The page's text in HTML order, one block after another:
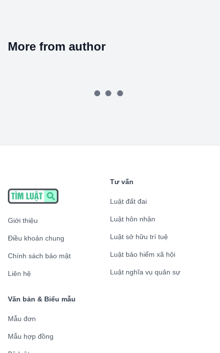
More from author
Giới thiệu
Điều khoản chung
Chính sách bảo mật
Liên hệ
Tư vấn
Luật đất đai
Luật hôn nhân
Luật sở hữu trí tuệ
Luật bảo hiểm xã hội
Luật nghĩa vụ quân sự
Văn bản & Biểu mẫu
Mẫu đơn
Mẫu hợp đồng